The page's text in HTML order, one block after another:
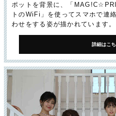
ポットを背景に、「
トのWiFi」を使ってスマホで連
わせをする姿が描かれています。
詳細はこ